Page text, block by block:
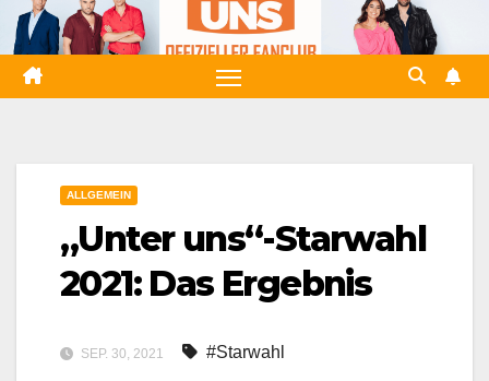
Zum
Inhalt
springen
ALLGEMEIN
„Unter uns“-Starwahl
2021: Das Ergebnis
SEP. 30, 2021 #Starwahl